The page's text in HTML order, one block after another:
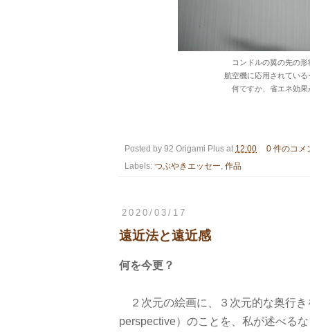
コンドルの翼の先の
航空機に応用されている
何ですか、省エネ効果
Posted by 92 Origami Plus at 12:00
0 件のコメ
Labels: つぶやきエッセー, 作品
2020/03/17
遠近法と遠近感
何を今更？
２次元の絵画に、３次元的な奥行
perspective）のことを、私が述べる